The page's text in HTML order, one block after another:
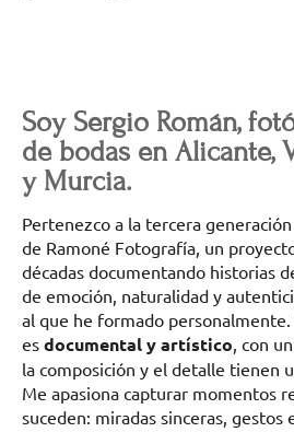
Soy Sergio Román,
de bodas en Alicante,
y Murcia.
Pertenezco a la tercera
de Ramoné Fotografía, un
décadas documentando historias
de emoción, naturalidad y
al que he formado
es documental y artístico , con
la composición y el detalle tienen
Me apasiona capturar momentos
suceden: miradas sinceras, gestos